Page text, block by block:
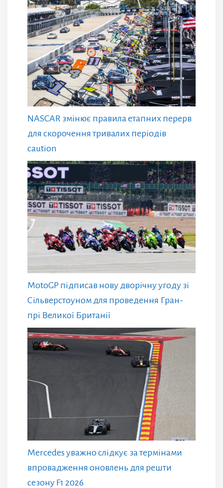
NASCAR змінює правила етапних перерв
для скорочення тривалих періодів
caution
MotoGP підписав нову дворічну угоду зі
Сільверстоуном для проведення Гран-
прі Великої Британії
Mercedes уважно слідкує за термінами
впровадження оновлень для решти
сезону F1 2026